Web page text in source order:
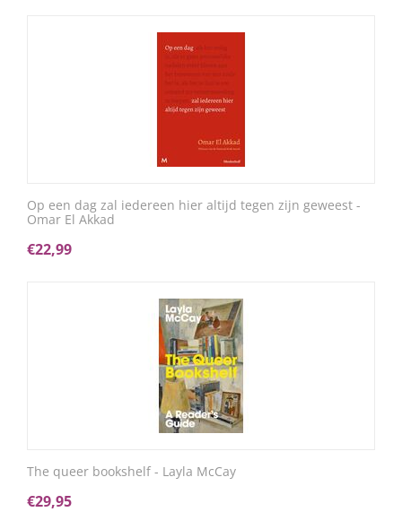
Op een dag zal iedereen hier altijd tegen zijn geweest -
Omar El Akkad
€22,99
The queer bookshelf - Layla McCay
€29,95